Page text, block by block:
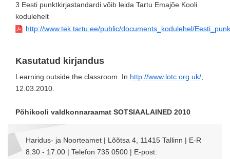
3 Eesti punktkirjastandardi võib leida Tartu Emajõe Kooli
kodulehelt
http://www.tek.tartu.ee/public/documents_kodulehel/
Kasutatud kirjandus
Learning outside the classroom. In http://www.lotc.org.uk/
12.03.2010.
Põhikooli valdkonnaraamat SOTSIAALAINED 2010
Haridus- ja Noorteamet | Lõõtsa 4, 11415 Tallinn | E-R
8.30 - 17.00 | Telefon 735 0500 | E-post: